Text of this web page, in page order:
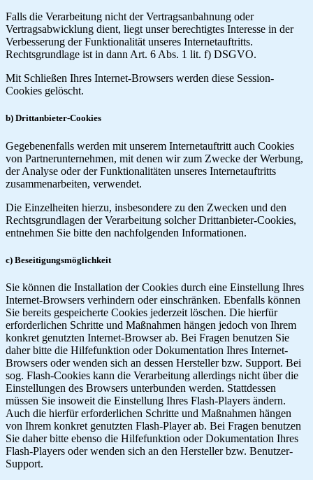
Falls die Verarbeitung nicht der Vertragsanbahnung oder
Vertragsabwicklung dient, liegt unser berechtigtes Interesse in der
Verbesserung der Funktionalität unseres Internetauftritts.
Rechtsgrundlage ist in dann Art. 6 Abs. 1 lit. f) DSGVO.
Mit Schließen Ihres Internet-Browsers werden diese Session-
Cookies gelöscht.
b) Drittanbieter-Cookies
Gegebenenfalls werden mit unserem Internetauftritt auch Cookies
von Partnerunternehmen, mit denen wir zum Zwecke der Werbung,
der Analyse oder der Funktionalitäten unseres Internetauftritts
zusammenarbeiten, verwendet.
Die Einzelheiten hierzu, insbesondere zu den Zwecken und den
Rechtsgrundlagen der Verarbeitung solcher Drittanbieter-Cookies,
entnehmen Sie bitte den nachfolgenden Informationen.
c) Beseitigungsmöglichkeit
Sie können die Installation der Cookies durch eine Einstellung Ihres
Internet-Browsers verhindern oder einschränken. Ebenfalls können
Sie bereits gespeicherte Cookies jederzeit löschen. Die hierfür
erforderlichen Schritte und Maßnahmen hängen jedoch von Ihrem
konkret genutzten Internet-Browser ab. Bei Fragen benutzen Sie
daher bitte die Hilfefunktion oder Dokumentation Ihres Internet-
Browsers oder wenden sich an dessen Hersteller bzw. Support. Bei
sog. Flash-Cookies kann die Verarbeitung allerdings nicht über die
Einstellungen des Browsers unterbunden werden. Stattdessen
müssen Sie insoweit die Einstellung Ihres Flash-Players ändern.
Auch die hierfür erforderlichen Schritte und Maßnahmen hängen
von Ihrem konkret genutzten Flash-Player ab. Bei Fragen benutzen
Sie daher bitte ebenso die Hilfefunktion oder Dokumentation Ihres
Flash-Players oder wenden sich an den Hersteller bzw. Benutzer-
Support.